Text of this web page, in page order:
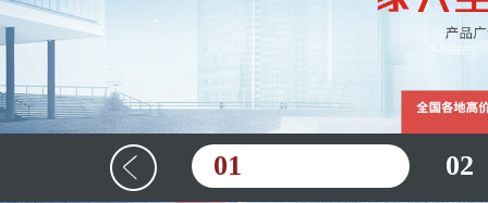
01 02